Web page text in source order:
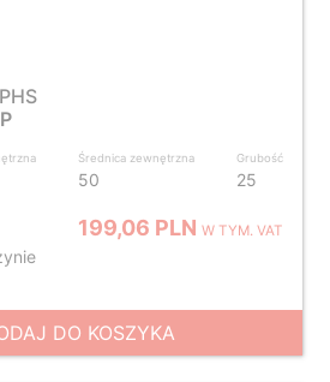
Średnica zewnętrzna
50
Grubość
25
199,06 PLNW TYM. VAT
DO KOSZYKA